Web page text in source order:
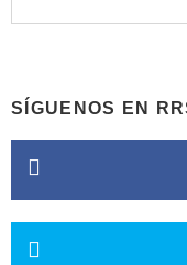
SÍGUENOS EN